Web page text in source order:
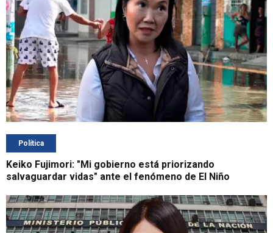
Política
Keiko Fujimori: "Mi gobierno está priorizando
salvaguardar vidas" ante el fenómeno de El Niño